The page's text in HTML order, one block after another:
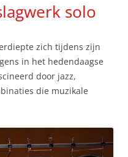
solo
zich tijdens zijn
in het hedendaagse
door jazz,
die muzikale